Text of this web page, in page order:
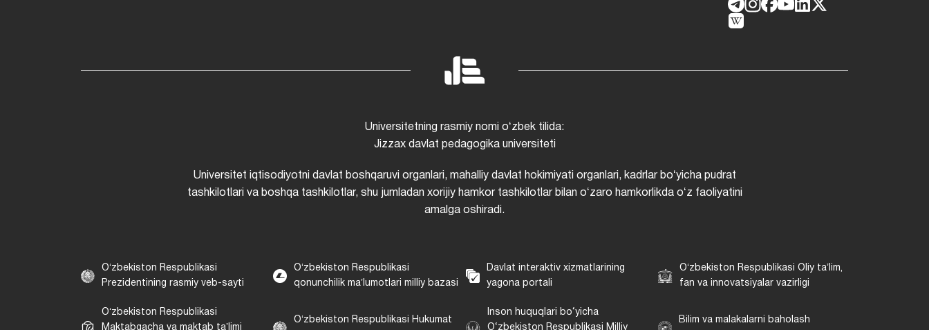
Universitetning rasmiy nomi oʻzbek tilida:
Jizzax davlat pedagogika universiteti
Universitet iqtisodiyotni davlat boshqaruvi organlari, mahalliy davlat hokimiyati organlari, kadrlar boʻyicha pudrat
tashkilotlari va boshqa tashkilotlar, shu jumladan xorijiy hamkor tashkilotlar bilan oʻzaro hamkorlikda oʻz faoliyatini
amalga oshiradi.
Oʻzbekiston Respublikasi
Prezidentining rasmiy veb-sayti
Oʻzbekiston Respublikasi
qonunchilik maʼlumotlari milliy bazasi
Davlat interaktiv xizmatlarining
yagona portali
Oʻzbekiston Respublikasi Oliy taʼlim,
fan va innovatsiyalar vazirligi
Oʻzbekiston Respublikasi
Maktabgacha va maktab taʼlimi
Oʻzbekiston Respublikasi Hukumat
Inson huquqlari bo‘yicha
O‘zbekiston Respublikasi Milliy
Bilim va malakalarni baholash